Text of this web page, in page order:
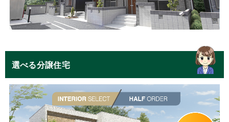
選べる分譲住宅